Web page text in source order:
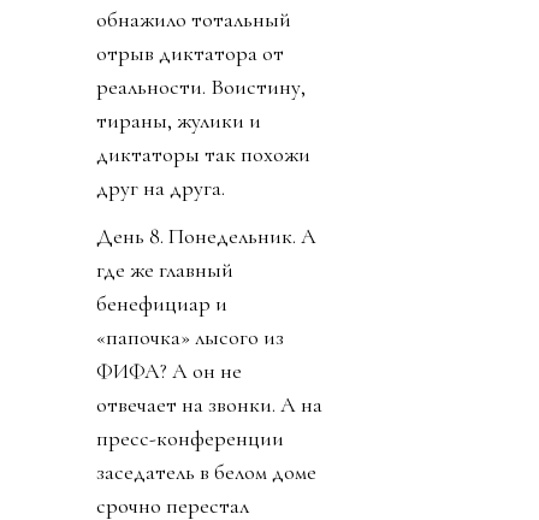
обнажило тотальный
отрыв диктатора от
реальности. Воистину,
тираны, жулики и
диктаторы так похожи
друг на друга.
День 8. Понедельник. А
где же главный
бенефициар и
«папочка» лысого из
ФИФА? А он не
отвечает на звонки. А на
пресс-конференции
заседатель в белом доме
срочно перестал